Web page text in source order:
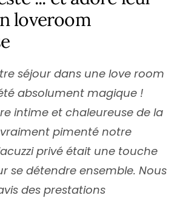
loveroom
séjour dans une love room
absolument magique !
intime et chaleureuse de la
pimenté notre
privé était une touche
se détendre ensemble. Nous
des prestations